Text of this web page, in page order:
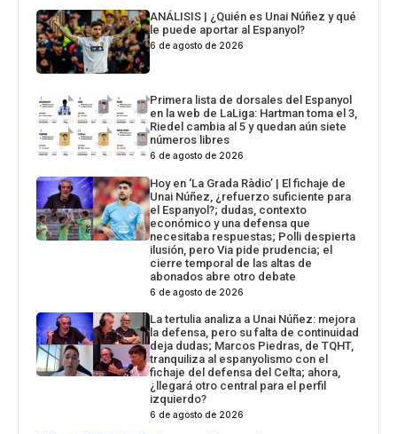
ANÁLISIS | ¿Quién es Unai Núñez y qué
le puede aportar al Espanyol?
6 de agosto de 2026
Primera lista de dorsales del Espanyol
en la web de LaLiga: Hartman toma el 3,
Riedel cambia al 5 y quedan aún siete
números libres
6 de agosto de 2026
Hoy en ‘La Grada Ràdio’ | El fichaje de
Unai Núñez, ¿refuerzo suficiente para
el Espanyol?; dudas, contexto
económico y una defensa que
necesitaba respuestas; Polli despierta
ilusión, pero Via pide prudencia; el
cierre temporal de las altas de
abonados abre otro debate
6 de agosto de 2026
La tertulia analiza a Unai Núñez: mejora
la defensa, pero su falta de continuidad
deja dudas; Marcos Piedras, de TQHT,
tranquiliza al espanyolismo con el
fichaje del defensa del Celta; ahora,
¿llegará otro central para el perfil
izquierdo?
6 de agosto de 2026